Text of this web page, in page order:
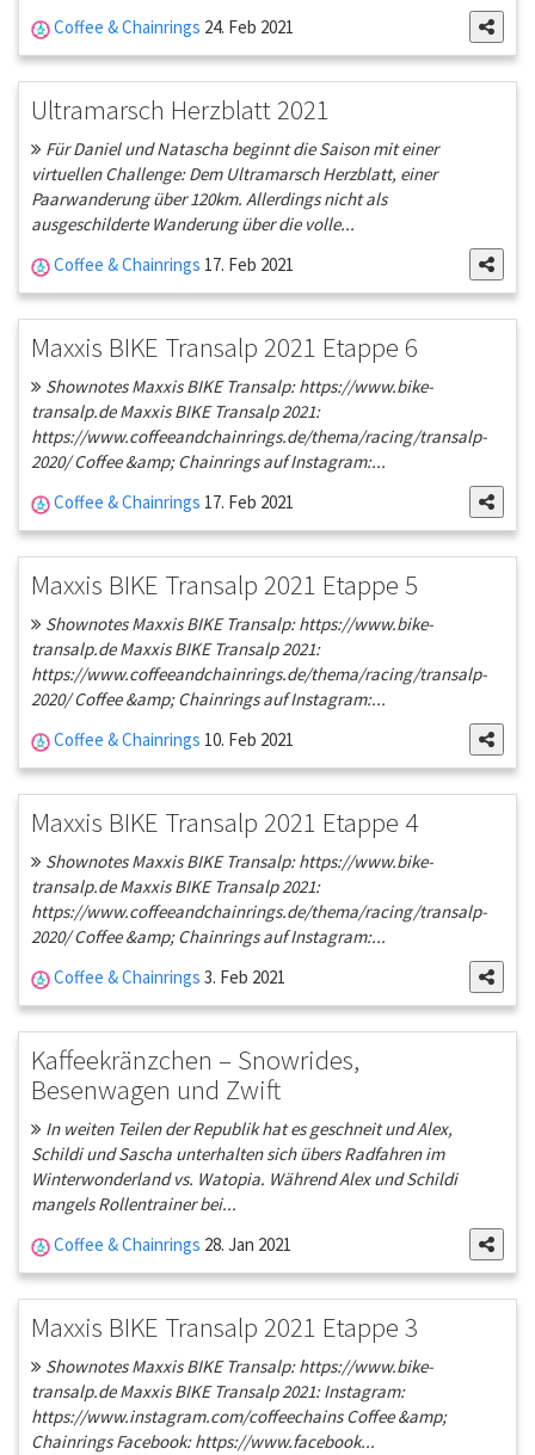
Coffee & Chainrings 24. Feb 2021
Ultramarsch Herzblatt 2021
Für Daniel und Natascha beginnt die Saison mit einer
virtuellen Challenge: Dem Ultramarsch Herzblatt, einer
Paarwanderung über 120km. Allerdings nicht als
ausgeschilderte Wanderung über die volle...
Coffee & Chainrings 17. Feb 2021
Maxxis BIKE Transalp 2021 Etappe 6
Shownotes Maxxis BIKE Transalp: https://www.bike-
transalp.de Maxxis BIKE Transalp 2021:
https://www.coffeeandchainrings.de/thema/racing/transalp-
2020/ Coffee &amp; Chainrings auf Instagram:...
Coffee & Chainrings 17. Feb 2021
Maxxis BIKE Transalp 2021 Etappe 5
Shownotes Maxxis BIKE Transalp: https://www.bike-
transalp.de Maxxis BIKE Transalp 2021:
https://www.coffeeandchainrings.de/thema/racing/transalp-
2020/ Coffee &amp; Chainrings auf Instagram:...
Coffee & Chainrings 10. Feb 2021
Maxxis BIKE Transalp 2021 Etappe 4
Shownotes Maxxis BIKE Transalp: https://www.bike-
transalp.de Maxxis BIKE Transalp 2021:
https://www.coffeeandchainrings.de/thema/racing/transalp-
2020/ Coffee &amp; Chainrings auf Instagram:...
Coffee & Chainrings 3. Feb 2021
Kaffeekränzchen – Snowrides,
Besenwagen und Zwift
In weiten Teilen der Republik hat es geschneit und Alex,
Schildi und Sascha unterhalten sich übers Radfahren im
Winterwonderland vs. Watopia. Während Alex und Schildi
mangels Rollentrainer bei...
Coffee & Chainrings 28. Jan 2021
Maxxis BIKE Transalp 2021 Etappe 3
Shownotes Maxxis BIKE Transalp: https://www.bike-
transalp.de Maxxis BIKE Transalp 2021: Instagram:
https://www.instagram.com/coffeechains Coffee &amp;
Chainrings Facebook: https://www.facebook...